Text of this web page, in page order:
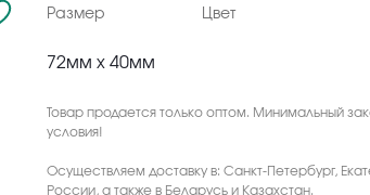
Размер Цвет
72мм х 40мм
Товар продается только оптом. Минимальный
условия!
Осуществляем доставку в: Санкт-Петербург,
России, а также в Беларусь и Казахстан.